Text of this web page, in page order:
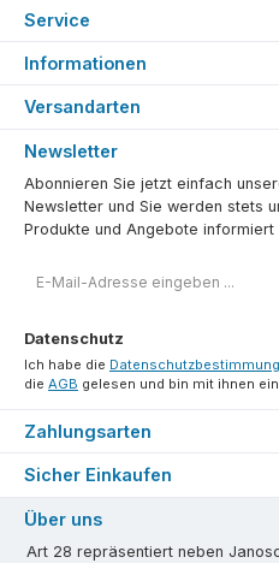
Service
Informationen
Versandarten
Newsletter
Abonnieren Sie jetzt einfach
Newsletter und Sie werden stets
Produkte und Angebote informiert
Mail-
Datenschutz
Ich habe die
die AGB gelesen und bin mit ihnen
Zahlungsarten
Sicher Einkaufen
Über uns
Art 28 repräsentiert neben